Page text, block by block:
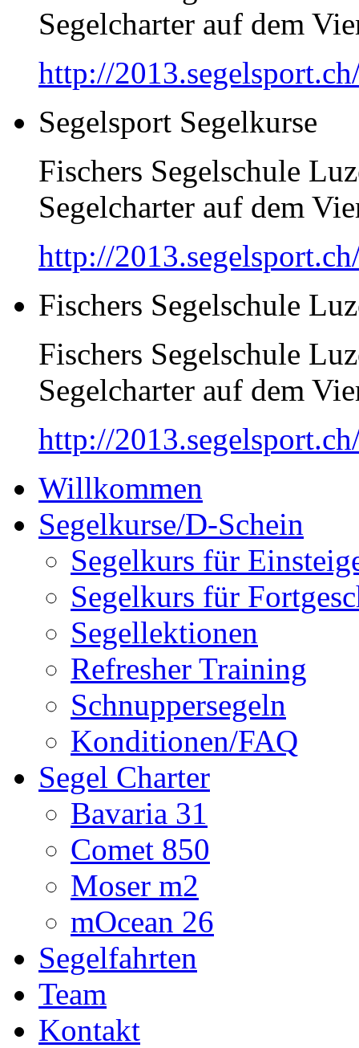
Segelcharter auf dem
http://
Segelsport Segelkurse
Fischers Segelschule
Segelcharter auf dem
http://
Fischers Segelschule
Fischers Segelschule
Segelcharter auf dem
http://
Willkommen
Segelkurse/D-Schein
Segelkurs für
Segelkurs für
Segellektionen
Refresher Training
Schnuppersegeln
Konditionen/FAQ
Segel Charter
Bavaria 31
Comet 850
Moser m2
mOcean 26
Segelfahrten
Team
Kontakt